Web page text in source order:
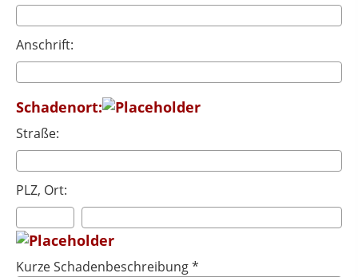
Anschrift:
Schadenort:
Straße:
PLZ, Ort:
Kurze Schadenbeschreibung *